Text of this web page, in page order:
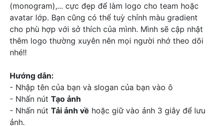
(monogram),... cực đẹp để làm logo cho team hoặc
avatar lớp. Bạn cũng có thể tuỳ chỉnh màu gradient
cho phù hợp với sở thích của mình. Mình sẽ cập nhật
thêm logo thường xuyên nên mọi người nhớ theo dõi
nhé!!
Hướng dẫn:
- Nhập tên của bạn và slogan của bạn vào ô
- Nhấn nút Tạo ảnh
- Nhấn nút Tải ảnh về hoặc giữ vào ảnh 3 giây để lưu
ảnh.